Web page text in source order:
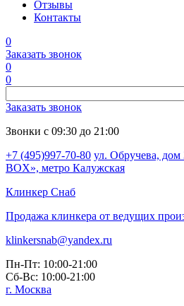
Отзывы
Контакты
0
Заказать звонок
0
0
Заказать звонок
Звонки с 09:30 до 21:00
+7 (495)997-70-80 ул. Обручева,
BOX», метро Калужская
Клинкер Снаб
Продажа клинкера от ведущих
klinkersnab@yandex.ru
Пн-Пт: 10:00-21:00
Сб-Вс: 10:00-21:00
г. Москва